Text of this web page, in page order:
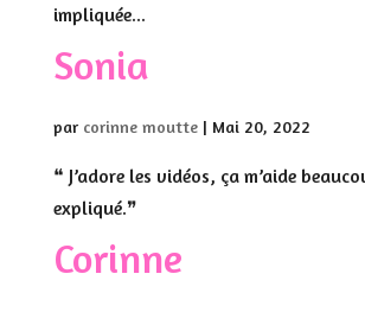
impliquée...
Sonia
par corinne moutte| Mai 20, 2022
❝ J’adore les vidéos, ça m’aide
expliqué.❞
Corinne